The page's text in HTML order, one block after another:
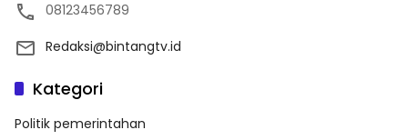
08123456789
Redaksi@bintangtv.id
Kategori
Politik pemerintahan